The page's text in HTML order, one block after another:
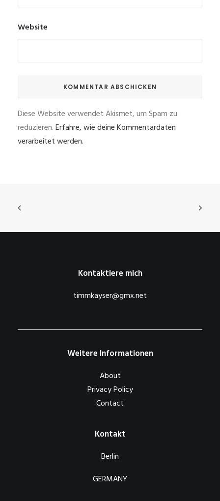
Website
Diese Website verwendet Akismet, um Spam zu
reduzieren.Erfahre, wie deine Kommentardaten
verarbeitet werden.
Kontaktiere mich
timmkayser@gmx.net
Weitere Informationen
About
Privacy Policy
Contact
Kontakt
Berlin
GERMANY